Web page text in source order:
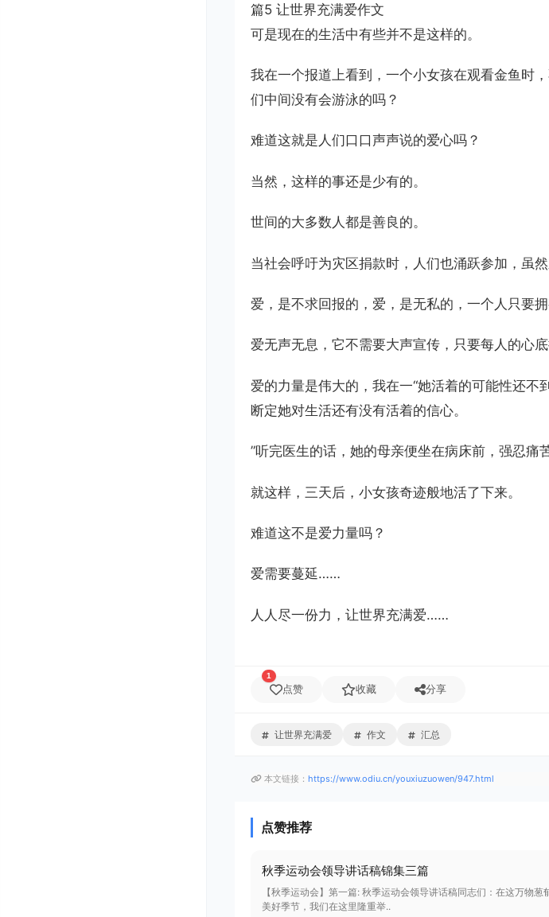
篇5 让世界充满爱作文
可是现在的生活中有些并不是这样的。
我在一个报道上看到，一个小女孩在观看金鱼时
们中间没有会游泳的吗？
难道这就是人们口口声声说的爱心吗？
当然，这样的事还是少有的。
世间的大多数人都是善良的。
当社会呼吁为灾区捐款时，人们也涌跃参加，虽
爱，是不求回报的，爱，是无私的，一个人只要拥
爱无声无息，它不需要大声宣传，只要每人的心
爱的力量是伟大的，我在一“她活着的可能性还
断定她对生活还有没有活着的信心。
”听完医生的话，她的母亲便坐在病床前，强忍痛
就这样，三天后，小女孩奇迹般地活了下来。
难道这不是爱力量吗？
爱需要蔓延……
人人尽一份力，让世界充满爱……
1
点赞 收藏 分享
让世界充满爱 作文 汇总
本文链接： https://www.odiu.cn/youxiuzuowen/947.html
点赞推荐
秋季运动会领导讲话稿锦集三篇
【秋季运动会】第一篇: 秋季运动会领导讲话稿同志们：在这万物葱
美好季节，我们在这里隆重举..